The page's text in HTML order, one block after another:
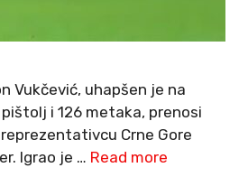
Vukčević, uhapšen je na
i 126 metaka, prenosi
Crne Gore
Igrao je … Read more